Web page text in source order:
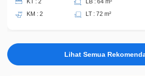
KT : 2
KM : 2
LB : 64 m²
LT : 72 m²
Lihat Semua